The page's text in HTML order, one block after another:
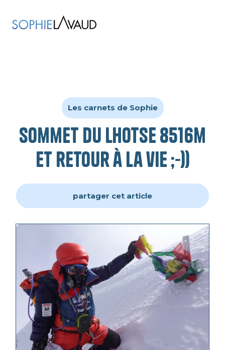
Les carnets de Sophie
Sommet du Lhotse 8516m
et retour à la vie ;-))
partager cet article